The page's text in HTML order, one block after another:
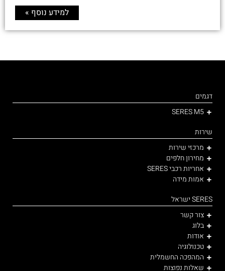
למידע נוסף »
דגמים
SERES M5
שירות
מרכזי שירות
מחירון חלפים
אחריות רכבי SERES
אמות מידה
SERES ישראל
צור קשר
בלוג
אודות
טכנולוגיה
המהפכה החשמלית
שאלות נפוצות